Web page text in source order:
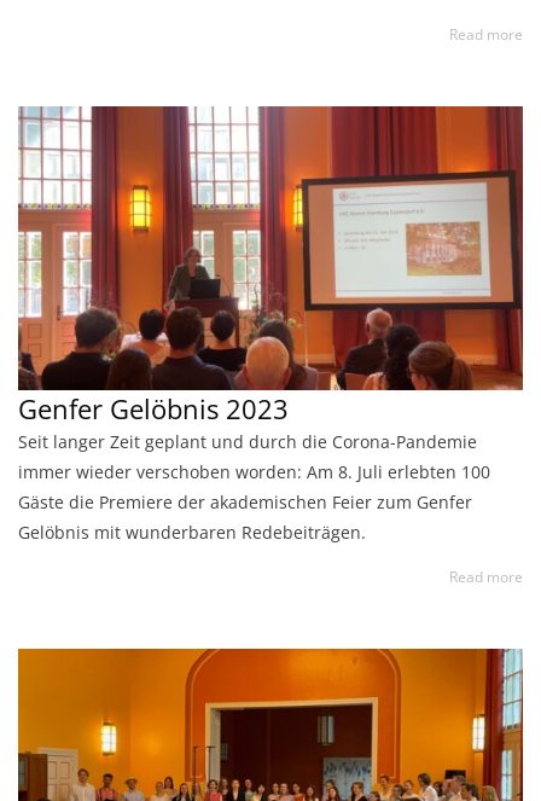
Read more
Genfer Gelöbnis 2023
Seit langer Zeit geplant und durch die Corona-Pandemie
immer wieder verschoben worden: Am 8. Juli erlebten 100
Gäste die Premiere der akademischen Feier zum Genfer
Gelöbnis mit wunderbaren Redebeiträgen.
Read more